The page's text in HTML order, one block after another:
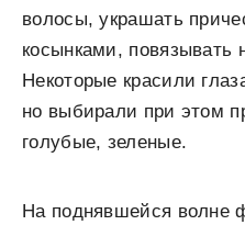
волосы, украшать
косынками, повязывать
Некоторые красили
но выбирали при этом
голубые, зеленые.
На поднявшейся волне